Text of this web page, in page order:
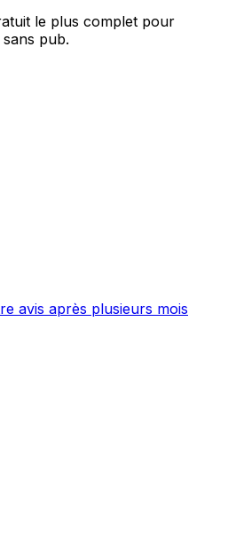
le plus complet pour
pub.
avis après plusieurs mois